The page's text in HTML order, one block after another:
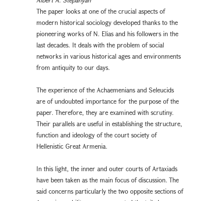
The paper looks at one of the crucial aspects of
modern historical sociology developed thanks to the
pioneering works of N. Elias and his followers in the
last decades. It deals with the problem of social
networks in various historical ages and environments
from antiquity to our days.
The experience of the Achaemenians and Seleucids
are of undoubted importance for the purpose of the
paper. Therefore, they are examined with scrutiny.
Their parallels are useful in establishing the structure,
function and ideology of the court society of
Hellenistic Great Armenia.
In this light, the inner and outer courts of Artaxiads
have been taken as the main focus of discussion. The
said concerns particularly the two opposite sections of